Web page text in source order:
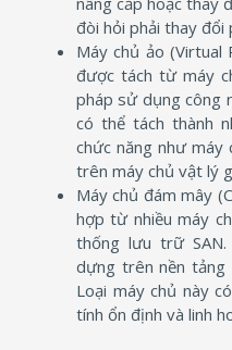
đòi hỏi phải thay đổi
Máy chủ ảo (Virtual
được tách từ máy
pháp sử dụng công
có thể tách thành
chức năng như máy
trên máy chủ vật lý
Máy chủ đám mây
hợp từ nhiều máy
thống lưu trữ
dựng trên nền tảng
Loại máy chủ này
tính ổn định và linh